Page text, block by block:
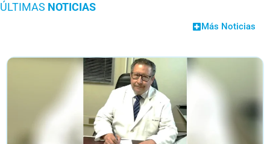
ÚLTIMAS NOTICIAS
Más Noticias